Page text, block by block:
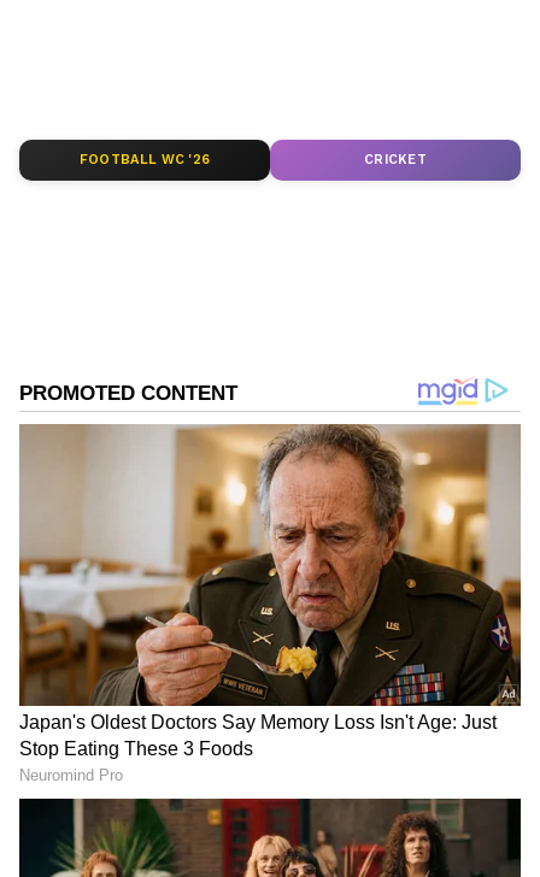
2004ம் ஆண்டுக்கு பின் இந்திய மண்ணில்
டெஸ்ட் தொடரை வென்றிராத ஆஸ்திரேலிய
அணி, 19 ஆண்டுகளுக்கு பின் இந்தியாவில்
DOWNLOAD APP
RECOMMENDED STORIES
FOOTBALL WC '26 CRICKET